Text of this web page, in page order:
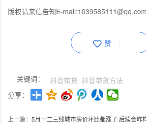
版权请来信告知E-
赞
关键词： 抖音带货 抖音带货方法
分享：
上一篇：5月一二三线城市房价环比都涨了 后续会咋